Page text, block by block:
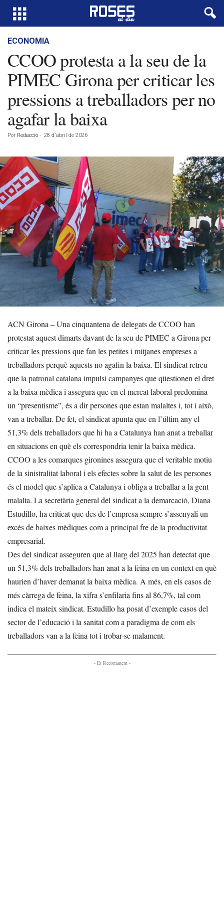
ECONOMIA
CCOO protesta a la seu de la
PIMEC Girona per criticar les
pressions a treballadors per no
agafar la baixa
Por Redacció - 28 d'abril de 2026
ACN Girona – Una cinquantena de delegats de CCOO han
protestat aquest dimarts davant de la seu de PIMEC a Girona per
criticar les pressions que fan les petites i mitjanes empreses a
treballadors perquè aquests no agafin la baixa. El sindicat retreu
que la patronal catalana impulsi campanyes que qüestionen el dret
a la baixa mèdica i assegura que en el mercat laboral predomina
un “presentisme”, és a dir persones que estan malaltes i, tot i això,
van a treballar. De fet, el sindicat apunta que en l’últim any el
51,3% dels treballadors que hi ha a Catalunya han anat a treballar
en situacions en què els correspondria tenir la baixa mèdica.
CCOO a les comarques gironines assegura que el veritable motiu
de la sinistralitat laboral i els efectes sobre la salut de les persones
és el model que s’aplica a Catalunya i obliga a treballar a la gent
malalta. La secretària general del sindicat a la demarcació, Diana
Estudillo, ha criticat que des de l’empresa sempre s’assenyali un
excés de baixes mèdiques com a principal fre de la productivitat
empresarial.
Des del sindicat asseguren que al llarg del 2025 han detectat que
un 51,3% dels treballadors han anat a la feina en un context en què
haurien d’haver demanat la baixa mèdica. A més, en els casos de
més càrrega de feina, la xifra s’enfilaria fins al 86,7%, tal com
indica el mateix sindicat. Estudillo ha posat d’exemple casos del
sector de l’educació i la sanitat com a paradigma de com els
treballadors van a la feina tot i trobar-se malament.
- Et Recomanem -